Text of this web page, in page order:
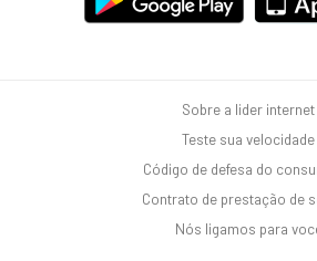
Sobre a lider internet
Teste sua velocidade
Código de defesa do
Contrato de prestação de
Nós ligamos para